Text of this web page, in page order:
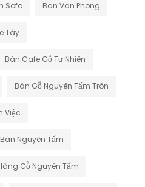
Sofa Ban Van Phong
Tây
Bàn Cafe Gỗ Tự Nhiên
Bàn Gỗ Nguyên Tấm Tròn
Việc
Bàn Nguyên Tấm
Gỗ Nguyên Tấm